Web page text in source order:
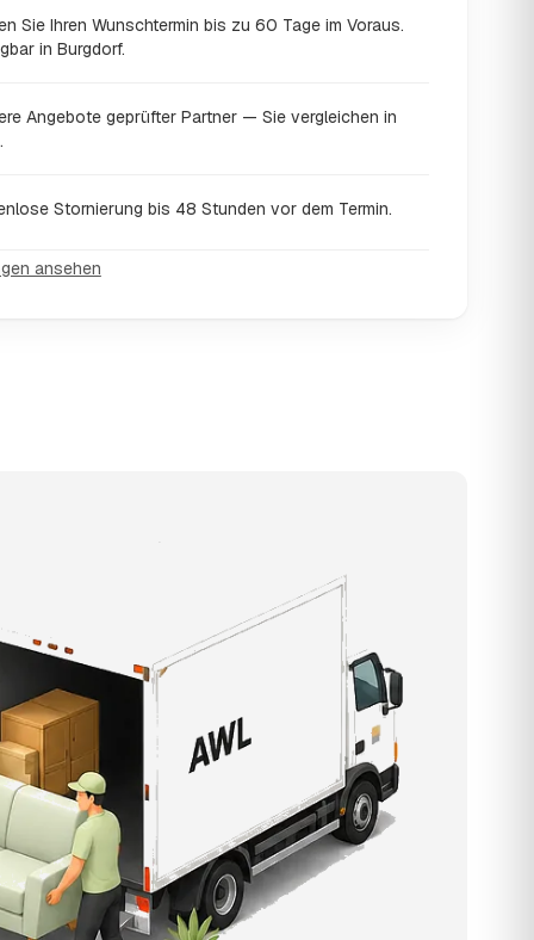
Sie Ihren Wunschtermin bis zu 60 Tage im Voraus.
in Burgdorf.
Angebote geprüfter Partner — Sie vergleichen in
Stornierung bis 48 Stunden vor dem Termin.
ansehen